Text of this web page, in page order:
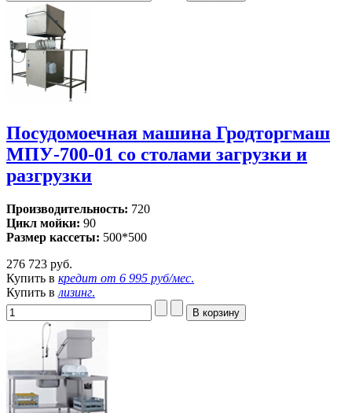
Посудомоечная машина Гродторгмаш
МПУ-700-01 со столами загрузки и
разгрузки
Производительность: 720
Цикл мойки: 90
Размер кассеты: 500*500
276 723 руб.
Купить в кредит от 6 995 руб/мес.
Купить в лизинг.